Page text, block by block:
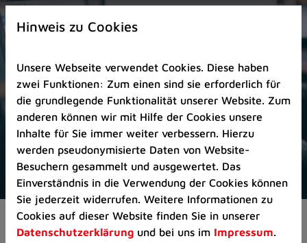
Zur
Startseite
Zum
Seitenanfang
springen
(Schnelltaste
A)
Zur
Navigation/Menü
springen
(Schnelltaste
M)
Zur
Aktuelles Pressemitteilungen
Hinweis zu Cookies
Unsere Webseite verwendet Cookies. Diese haben
zwei Funktionen: Zum einen sind sie erforderlich für
die grundlegende Funktionalität unserer Website. Zum
anderen können wir mit Hilfe der Cookies unsere
Inhalte für Sie immer weiter verbessern. Hierzu
werden pseudonymisierte Daten von Website-
Besuchern gesammelt und ausgewertet. Das
Einverständnis in die Verwendung der Cookies können
Sie jederzeit widerrufen. Weitere Informationen zu
Cookies auf dieser Website finden Sie in unserer
Datenschutzerklärung und bei uns im Impressum.